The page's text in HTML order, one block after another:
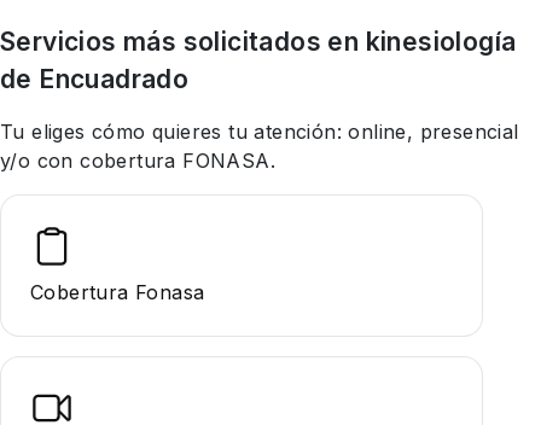
Servicios más solicitados en kinesiología
de Encuadrado
Tu eliges cómo quieres tu atención: online, presencial
y/o con cobertura FONASA.
Cobertura Fonasa